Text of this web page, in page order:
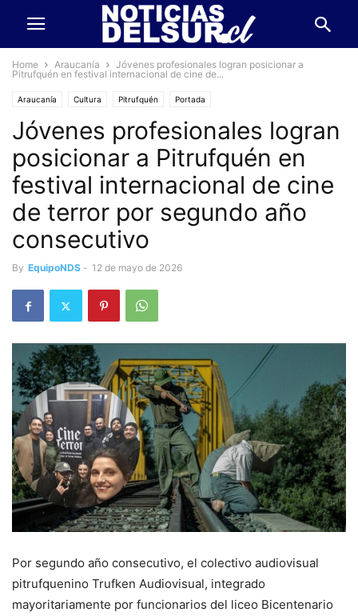
Home Araucanía
Jóvenes profesionales logran posicionar a
Pitrufquén en festival internacional de cine de...
Araucanía Cultura Pitrufquén Portada
Jóvenes profesionales logran
posicionar a Pitrufquén en
festival internacional de cine
de terror por segundo año
consecutivo
By EquipoNDS - 12 de mayo de 2026
Por segundo año consecutivo, el colectivo audiovisual
pitrufquenino Trufken Audiovisual, integrado
mayoritariamente por funcionarios del liceo Bicentenario